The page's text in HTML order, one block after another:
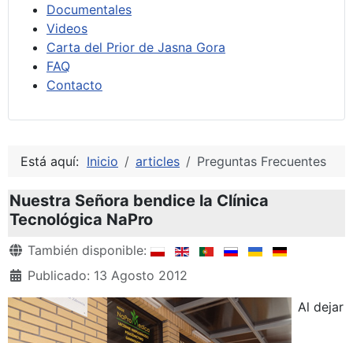
Documentales
Videos
Carta del Prior de Jasna Gora
FAQ
Contacto
Está aquí: Inicio articles Preguntas Frecuentes
Nuestra Señora bendice la Clínica
Tecnológica NaPro
Detalles
También disponible:
Publicado: 13 Agosto 2012
Al dejar